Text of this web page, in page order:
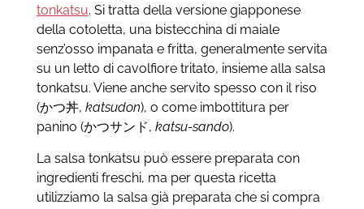
tonkatsu. Si tratta della versione giapponese
della cotoletta, una bistecchina di maiale
senz’osso impanata e fritta, generalmente servita
su un letto di cavolfiore tritato, insieme alla salsa
tonkatsu. Viene anche servito spesso con il riso
(かつ丼, katsudon), o come imbottitura per
panino (かつサンド, katsu-sando).
La salsa tonkatsu può essere preparata con
ingredienti freschi, ma per questa ricetta
utilizziamo la salsa già preparata che si compra